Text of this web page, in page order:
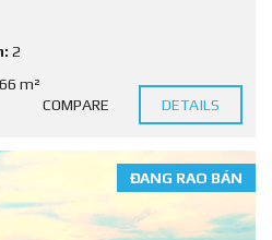
2
66 m²
COMPARE DETAILS
ĐANG RAO BÁN